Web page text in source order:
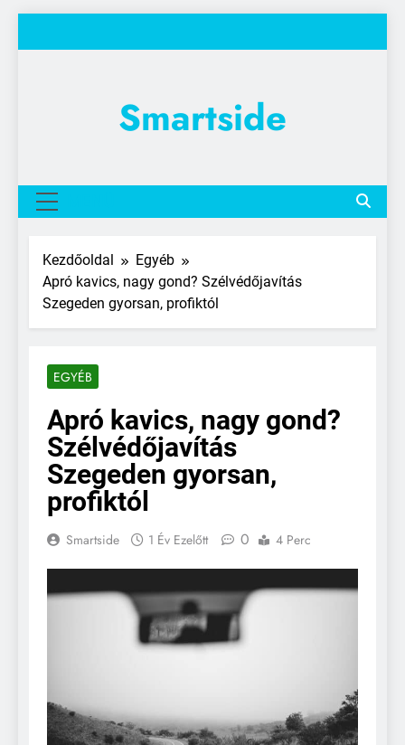
Smartside
Kezdőoldal
Egyéb
Apró kavics, nagy gond? Szélvédőjavítás
Szegeden gyorsan, profiktól
EGYÉB
Apró kavics, nagy gond?
Szélvédőjavítás
Szegeden gyorsan,
profiktól
Smartside 1 Év Ezelőtt 0 4 Perc